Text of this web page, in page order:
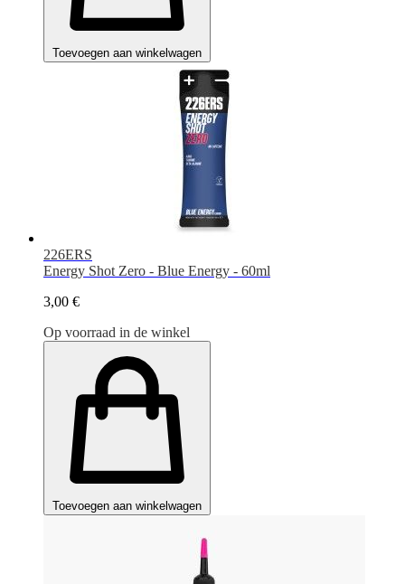
Toevoegen aan winkelwagen
226ERS
Energy Shot Zero - Blue Energy - 60ml
3,00 €
Op voorraad in de winkel
Toevoegen aan winkelwagen